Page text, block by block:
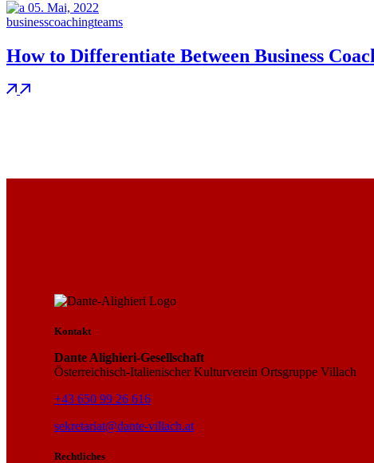
05. Mai, 2022
businesscoachingteams
How to Differentiate Between Business
Kontakt
Dante Alighieri-Gesellschaft
Österreichisch-Italienischer Kulturverein Ortsgruppe Villach
+43 650 99 26 616
sekretariat@dante-villach.at
Rechtliches